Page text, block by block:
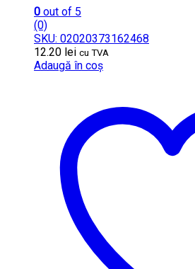
0 out of 5
(0)
SKU: 02020373162468
12.20 lei cu TVA
Adaugă în coș